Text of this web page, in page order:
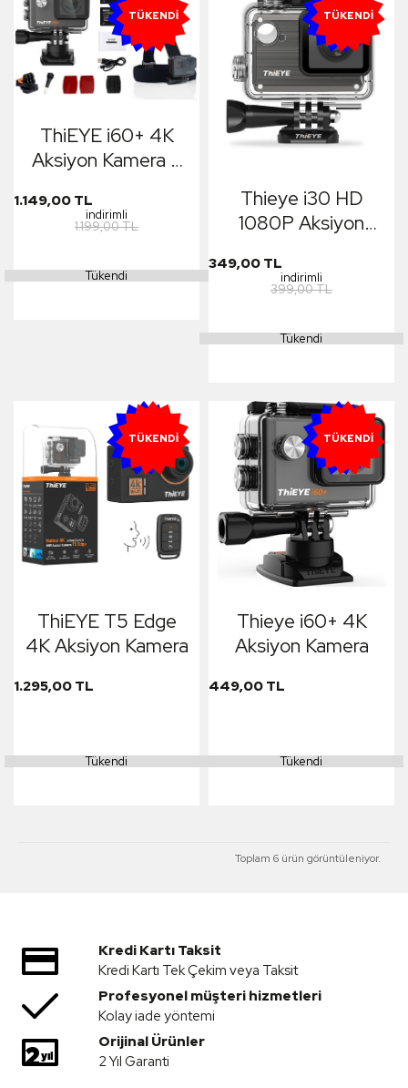
YENI
TÜKENDI
ThiEYE i60+ 4K
Aksiyon Kamera +
Kafa Bandı Aparatı
1.149,00 TL
indirimli
1.199,00 TL
Tükendi
YENI
TÜKENDI
Thieye i30 HD
1080P Aksiyon
349,00 TL
indirimli
399,00 TL
Tükendi
YENI
TÜKENDI
ThiEYE T5 Edge
4K Aksiyon Kamera
1.295,00 TL
Tükendi
YENI
TÜKENDI
Thieye i60+ 4K
Aksiyon Kamera
449,00 TL
Tükendi
Toplam 6 ürün görüntüleniyor.
Kredi Kartı Taksit
Kredi Kartı Tek Çekim veya Taksit
Profesyonel müşteri hizmetleri
Kolay iade yöntemi
Orijinal Ürünler
2 Yıl Garanti